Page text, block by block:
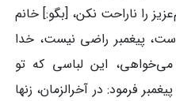
را ناراحت نکن، [بگو:] خانم
پیغمبر راضی نیست، خدا
این لباسی که تو
فرمود: در آخرالزمان، زنها